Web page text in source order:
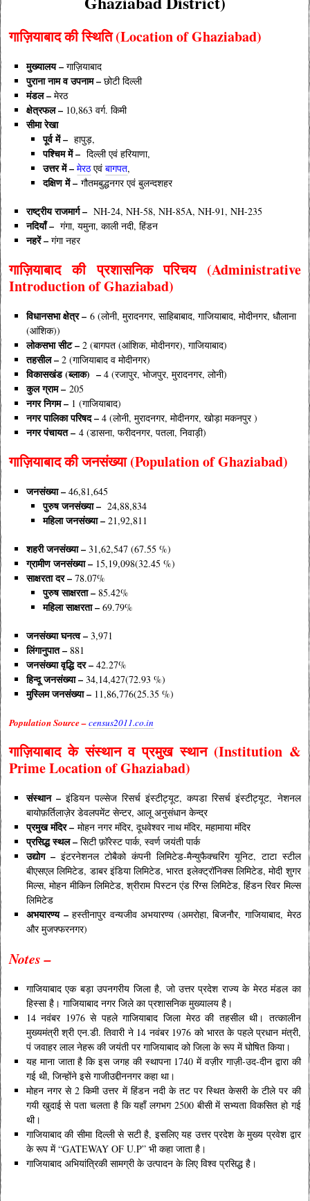
गाज़ियाबाद कीस्थिति (Location of Ghaziabad)
मुख्यालय – गाज़ियाबाद
पुराना नाम व उपनाम – छोटी दिल्ली
मंडल– मेरठ
क्षेत्रफल – 10,863 वर्ग. किमी
सीमा रेखा
पूर्व में – हापुड़,
पश्चिम में – दिल्ली एवं हरियाणा,
उत्तर में – मेरठएवंबागपत,
दक्षिण में –गौतमबुद्धनगर एवं बुलन्दशहर
राष्ट्रीय राजमार्ग –NH-24, NH-58, NH-85A, NH-91, NH-235
नदियाँ –गंगा, यमुना, काली नदी, हिंडन
नहरें – गंगा नहर
गाज़ियाबाद कीप्रशासनिक परिचय (Administrative
Introduction of Ghaziabad)
विधानसभा क्षेत्र – 6 (लोनी, मुरादनगर, साहिबाबाद, गाजियाबाद, मोदीनगर, धौलाना
(आंशिक))
लोकसभा सीट – 2 (बागपत (आंशिक, मोदीनगर), गाजियाबाद)
तहसील – 2 (गाजियाबाद व मोदीनगर)
विकासखंड (ब्लाक) –4 (रजापुर, भोजपुर, मुरादनगर, लोनी)
कुल ग्राम –205
नगर निगम –1 (गाजियाबाद)
नगर पालिका परिषद –4 (लोनी, मुरादनगर, मोदीनगर, खोड़ा मकनपुर )
नगर पंचायत – 4 (डासना, फरीदनगर, पतला, निवाड़ी)
गाज़ियाबादकीजनसंख्या (Population of Ghaziabad)
जनसंख्या – 46,81,645
पुरुषजनसंख्या –24,88,834
महिलाजनसंख्या –21,92,811
शहरी जनसंख्या – 31,62,547 (67.55 %)
ग्रामीण जनसंख्या – 15,19,098(32.45 %)
साक्षरतादर – 78.07%
पुरुष साक्षरता –85.42%
महिलासाक्षरता –69.79%
जनसंख्याघनत्व – 3,971
लिंगानुपात – 881
जनसंख्यावृद्धिदर – 42.27%
हिन्दू जनसंख्या – 34,14,427(72.93 %)
मुस्लिम जनसंख्या – 11,86,776(25.35 %)
Population Source –census2011.co.in
गाज़ियाबाद केसंस्थान व प्रमुख स्थान (Institution &
Prime Location of Ghaziabad)
संस्थान – इंडियन पल्सेज रिसर्च इंस्टीट्यूट, कपडा रिसर्च इंस्टीट्यूट, नेशनल
बायोफ़र्तिलाज़ेर डेवलपमेंट सेन्टर, आलू अनुसंधान केन्द्र
प्रमुख मंदिर –मोहन नगर मंदिर, दूधवेश्वर नाथ मंदिर, महामाया मंदिर
प्रसिद्धस्थल –सिटी फ़ॉरेस्ट पार्क, स्वर्ण जयंती पार्क
उद्योग – इंटरनेशनल टोबैको कंपनी लिमिटेड-मैन्युफैक्चरिंग यूनिट, टाटा स्टील
बीएसएल लिमिटेड, डाबर इंडिया लिमिटेड, भारत इलेक्ट्रॉनिक्स लिमिटेड, मोदी शुगर
मिल्स, मोहन मीकिन लिमिटेड, श्रीराम पिस्टन एंड रिंग्स लिमिटेड, हिंडन रिवर मिल्स
लिमिटेड
अभयारण्य –हस्तीनापुर वन्यजीव अभयारण्य (अमरोहा, बिजनौर, गाजियाबाद, मेरठ
और मुजफ्फरनगर)
Notes –
गाजियाबाद एक बड़ा उपनगरीय जिला है, जो उत्तर प्रदेश राज्य के मेरठ मंडल का
हिस्सा है। गाजियाबाद नगर जिले का प्रशासनिक मुख्यालय है।
14 नवंबर 1976 से पहले गाजियाबाद जिला मेरठ की तहसील थी। तत्कालीन
मुख्यमंत्री श्री एन.डी. तिवारी ने 14 नवंबर 1976 को भारत के पहले प्रधान मंत्री,
पं जवाहर लाल नेहरू की जयंती पर गाजियाबाद को जिला के रूप में घोषित किया।
यह माना जाता है कि इस जगह की स्थापना 1740 में वज़ीर गाज़ी-उद-दीन द्वारा की
गई थी, जिन्होंने इसे गाजीउद्दीननगर कहा था।
मोहन नगर से 2 किमी उत्तर में हिंडन नदी के तट पर स्थित केसरी के टीले पर की
गयी खुदाई से पता चलता है कि यहाँ लगभग 2500 बीसी में सभ्यता विकसित हो गई
थी।
गाजियाबाद की सीमा दिल्ली से सटी है, इसलिए यह उत्तर प्रदेश के मुख्य प्रवेश द्वार
के रूप में “GATEWAY OF U.P” भी कहा जाता है।
गाजियाबाद अभियांत्रिकी सामग्री के उत्पादन के लिए विश्व प्रसिद्ध है।